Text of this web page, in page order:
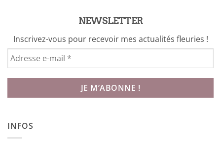
NEWSLETTER
Inscrivez-vous pour recevoir mes actualités fleuries !
INFOS